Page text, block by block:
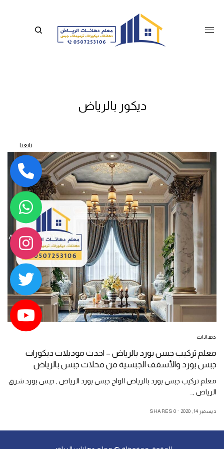
ديكور بالرياض
دهانات
معلم تركيب جبس بورد بالرياض – احدث موديلات ديكورات
جبس بورد والأسقف الجبسية من محلات جبس بالرياض
معلم تركيب جبس بورد بالرياض الواح جبس بورد الرياض , جبس بورد شرق
الرياض ,…
ديسمبر 14, 2020 0 SHARES
تابعنا